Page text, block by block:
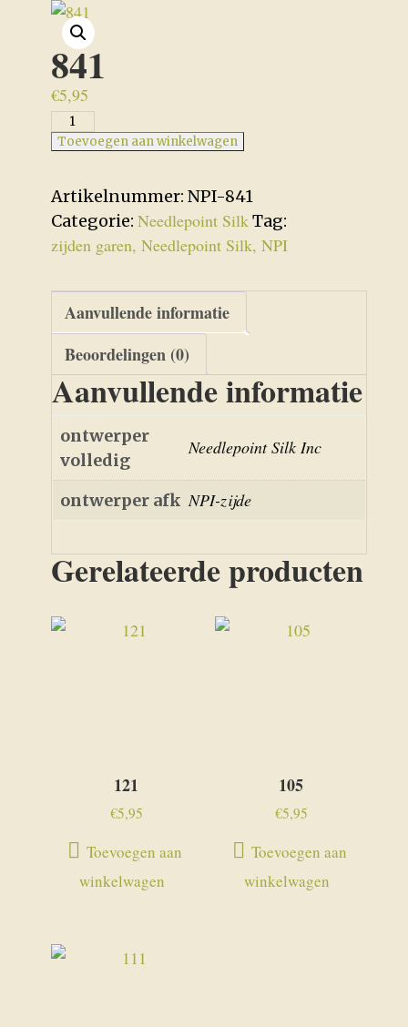
841
€5,95
841
aantal
Toevoegen aan winkelwagen
Artikelnummer: NPI-841
Categorie: Needlepoint SilkTag:
zijden garen, Needlepoint Silk, NPI
Aanvullende informatie
Beoordelingen (0)
Aanvullende informatie
ontwerper
volledig
Needlepoint Silk Inc
ontwerper afk NPI-zijde
Gerelateerde producten
121
€5,95
Toevoegen aan
winkelwagen
105
€5,95
Toevoegen aan
winkelwagen